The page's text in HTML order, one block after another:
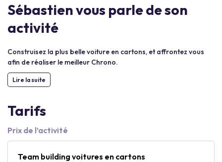
Sébastien vous parle de son
activité
Construisez la plus belle voiture en cartons, et affrontez vous
afin de réaliser le meilleur Chrono.
Lire la suite
Tarifs
Prix de l’activité
Team building voitures en cartons